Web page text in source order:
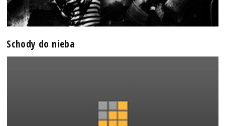
Schody do nieba